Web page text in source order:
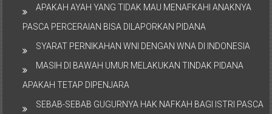
APAKAH AYAH YANG TIDAK MAU MENAFKAHI ANAKNYA
PASCA PERCERAIAN BISA DILAPORKAN PIDANA
SYARAT PERNIKAHAN WNI DENGAN WNA DI INDONESIA
MASIH DI BAWAH UMUR MELAKUKAN TINDAK PIDANA
APAKAH TETAP DIPENJARA
SEBAB-SEBAB GUGURNYA HAK NAFKAH BAGI ISTRI PASCA